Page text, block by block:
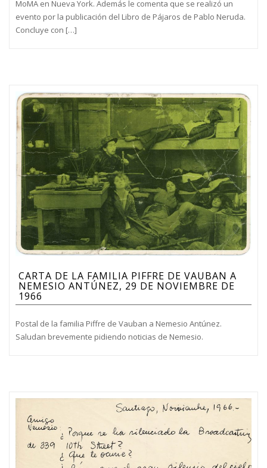
MoMA en Nueva York. Además le comenta que se realizó un
evento por la publicación del Libro de Pájaros de Pablo Neruda.
Concluye con […]
CARTA DE LA FAMILIA PIFFRE DE VAUBAN A
NEMESIO ANTÚNEZ, 29 DE NOVIEMBRE DE
1966
Postal de la familia Piffre de Vauban a Nemesio Antúnez.
Saludan brevemente pidiendo noticias de Nemesio.